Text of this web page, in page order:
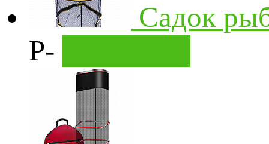
Садок
Р-